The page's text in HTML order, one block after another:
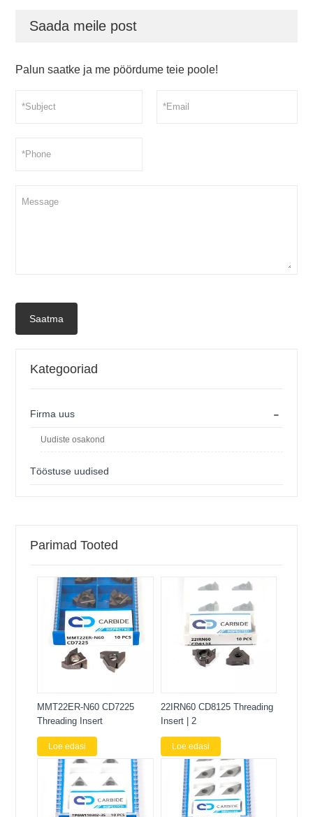
Saada meile post
Palun saatke ja me pöördume teie poole!
Saatma
Kategooriad
-
Firma uus
Uudiste osakond
Tööstuse uudised
Parimad Tooted
MMT22ER-N60 CD7225
Threading Insert
Loe edasi
22IRN60 CD8125 Threading
Insert | 2
Loe edasi